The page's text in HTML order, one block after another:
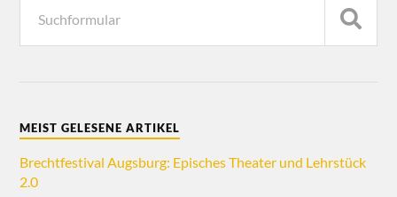
MEIST GELESENE ARTIKEL
Brechtfestival Augsburg: Episches Theater und Lehrstück
2.0